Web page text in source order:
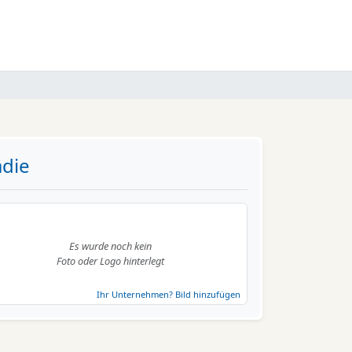
Es wurde noch kein
Foto oder Logo hinterlegt
Ihr Unternehmen? Bild hinzufügen